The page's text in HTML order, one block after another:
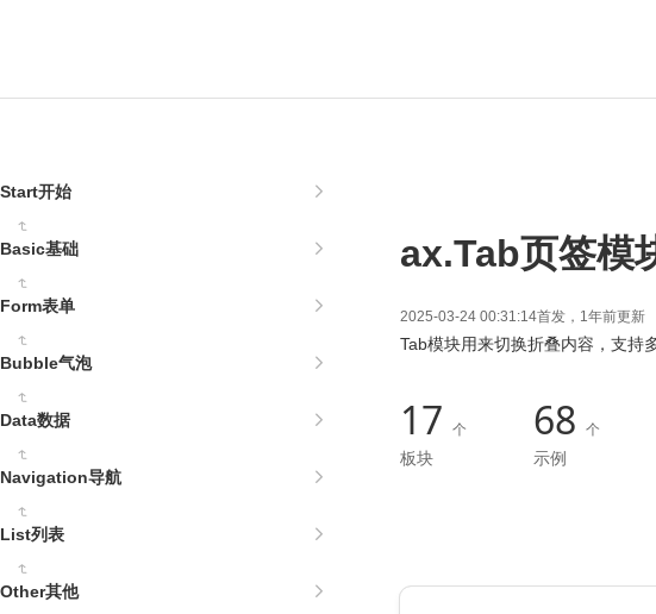
Start开始
Basic基础
Form表单
Bubble气泡
Data数据
Navigation导航
List列表
Other其他
ax.Tab页签模
2025-03-24 00:31:14首发，1年前更新
Tab模块用来切换折叠内容，支持
17 个
板块
68 个
示例